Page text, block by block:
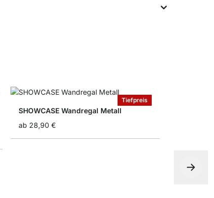
Tiefpreis
SHOWCASE Wandregal Metall
ab 28,90 €